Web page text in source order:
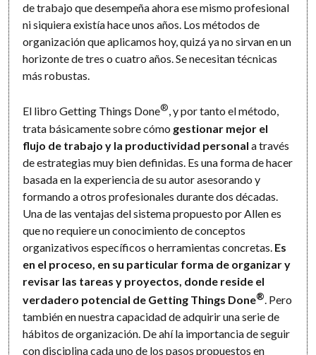
de trabajo que desempeña ahora ese mismo profesional
ni siquiera existía hace unos años. Los métodos de
organización que aplicamos hoy, quizá ya no sirvan en un
horizonte de tres o cuatro años. Se necesitan técnicas
más robustas.
El libro Getting Things Done®, y por tanto el método,
trata básicamente sobre cómo gestionar mejor el
flujo de trabajo y la productividad personal a través
de estrategias muy bien definidas. Es una forma de hacer
basada en la experiencia de su autor asesorando y
formando a otros profesionales durante dos décadas.
Una de las ventajas del sistema propuesto por Allen es
que no requiere un conocimiento de conceptos
organizativos específicos o herramientas concretas. Es
en el proceso, en su particular forma de organizar y
revisar las tareas y proyectos, donde reside el
verdadero potencial de Getting Things Done®. Pero
también en nuestra capacidad de adquirir una serie de
hábitos de organización. De ahí la importancia de seguir
con disciplina cada uno de los pasos propuestos en